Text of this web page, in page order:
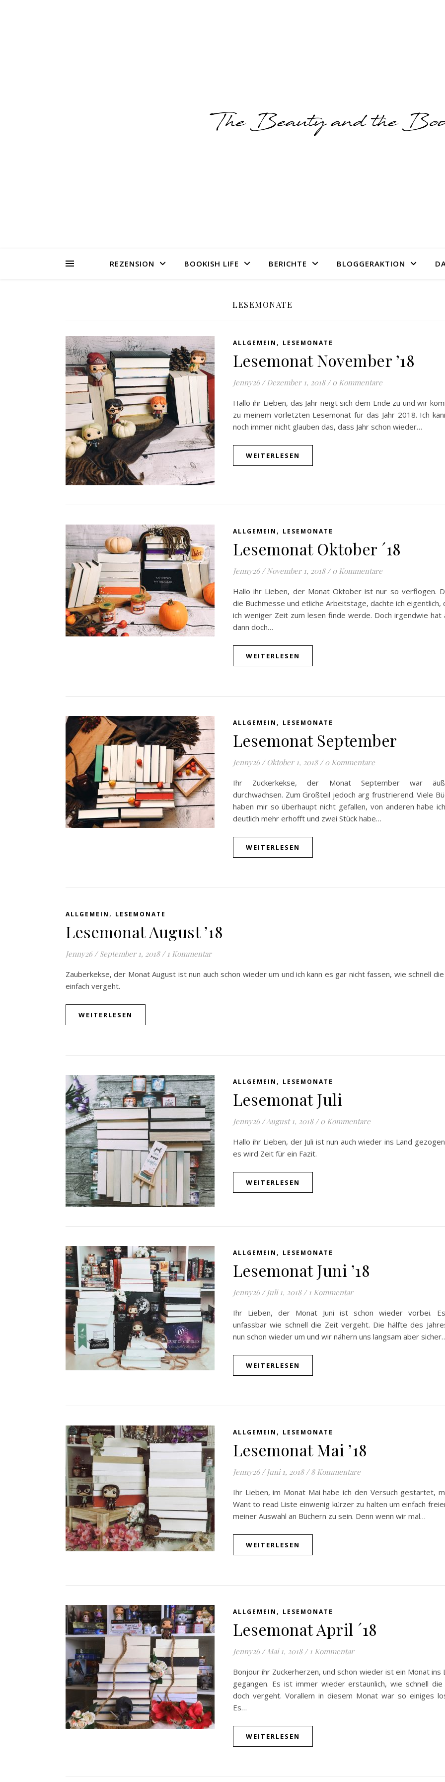
REZENSION BOOKISH LIFE BERICHTE BLOGGERAKTION
LESEMONATE
ALLGEMEIN , LESEMONATE
Lesemonat November ’18
Jenny26 / Dezember 1, 2018 / 0 Kommentare
Hallo ihr Lieben, das Jahr neigt sich dem Ende zu und wir
zu meinem vorletzten Lesemonat für das Jahr 2018. Ich
noch immer nicht glauben das, dass Jahr schon wieder…
WEITERLESEN
ALLGEMEIN , LESEMONATE
Lesemonat Oktober ´18
Jenny26 / November 1, 2018 / 0 Kommentare
Hallo ihr Lieben, der Monat Oktober ist nur so verflogen.
die Buchmesse und etliche Arbeitstage, dachte ich eigentlich,
ich weniger Zeit zum lesen finde werde. Doch irgendwie hat
dann doch…
WEITERLESEN
ALLGEMEIN , LESEMONATE
Lesemonat September
Jenny26 / Oktober 1, 2018 / 0 Kommentare
Ihr Zuckerkekse, der Monat September war
durchwachsen. Zum Großteil jedoch arg frustrierend. Viele
haben mir so überhaupt nicht gefallen, von anderen habe
deutlich mehr erhofft und zwei Stück habe…
WEITERLESEN
ALLGEMEIN , LESEMONATE
Lesemonat August ’18
Jenny26 / September 1, 2018 / 1 Kommentar
Zauberkekse, der Monat August ist nun auch schon wieder um und ich kann es gar nicht fassen, wie schnell
einfach vergeht.
WEITERLESEN
ALLGEMEIN , LESEMONATE
Lesemonat Juli
Jenny26 /August 1, 2018 / 0 Kommentare
Hallo ihr Lieben, der Juli ist nun auch wieder ins Land
es wird Zeit für ein Fazit.
WEITERLESEN
ALLGEMEIN , LESEMONATE
Lesemonat Juni ’18
Jenny26 / Juli 1, 2018 / 1 Kommentar
Ihr Lieben, der Monat Juni ist schon wieder vorbei.
unfassbar wie schnell die Zeit vergeht. Die hälfte des
nun schon wieder um und wir nähern uns langsam aber
WEITERLESEN
ALLGEMEIN , LESEMONATE
Lesemonat Mai ’18
Jenny26 / Juni 1, 2018 / 8 Kommentare
Ihr Lieben, im Monat Mai habe ich den Versuch gestartet,
Want to read Liste einwenig kürzer zu halten um einfach
meiner Auswahl an Büchern zu sein. Denn wenn wir mal…
WEITERLESEN
ALLGEMEIN , LESEMONATE
Lesemonat April ´18
Jenny26 / Mai 1, 2018 / 1 Kommentar
Bonjour ihr Zuckerherzen, und schon wieder ist ein Monat ins
gegangen. Es ist immer wieder erstaunlich, wie schnell
doch vergeht. Vorallem in diesem Monat war so einiges
Es…
WEITERLESEN